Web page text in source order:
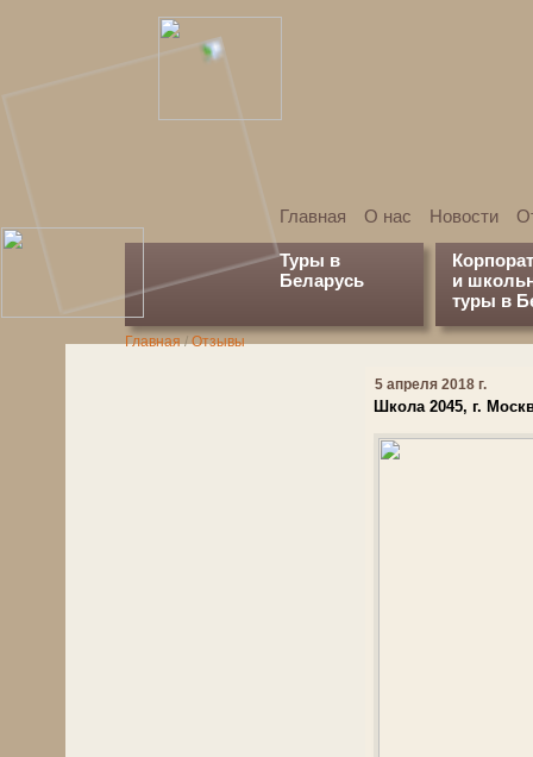
Главная О нас Новости
Туры в
Беларусь
и
туры в
Главная/Отзывы
5 апреля 2018 г.
Школа 2045, г.